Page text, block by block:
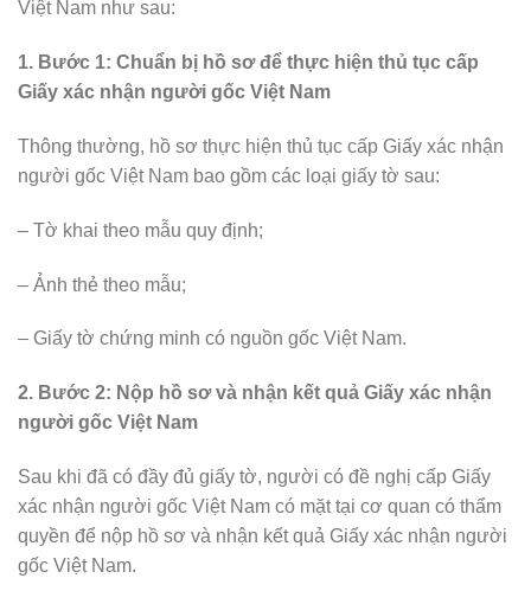
Việt Nam như sau:
1. Bước 1: Chuẩn bị hồ sơ để thực hiện thủ tục cấp
Giấy xác nhận người gốc Việt Nam
Thông thường, hồ sơ thực hiện thủ tục cấp Giấy xác nhận
người gốc Việt Nam bao gồm các loại giấy tờ sau:
– Tờ khai theo mẫu quy định;
– Ảnh thẻ theo mẫu;
– Giấy tờ chứng minh có nguồn gốc Việt Nam.
2. Bước 2: Nộp hồ sơ và nhận kết quả Giấy xác nhận
người gốc Việt Nam
Sau khi đã có đầy đủ giấy tờ, người có đề nghị cấp Giấy
xác nhận người gốc Việt Nam có mặt tại cơ quan có thẩm
quyền để nộp hồ sơ và nhận kết quả Giấy xác nhận người
gốc Việt Nam.